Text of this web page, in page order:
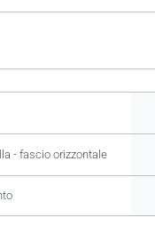
- fascio orizzontale